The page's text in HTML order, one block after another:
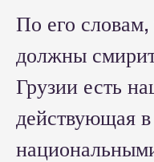
По его
должны
Грузии есть
действующая в